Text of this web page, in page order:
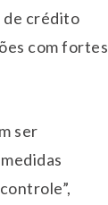
de crédito
com fortes
ser